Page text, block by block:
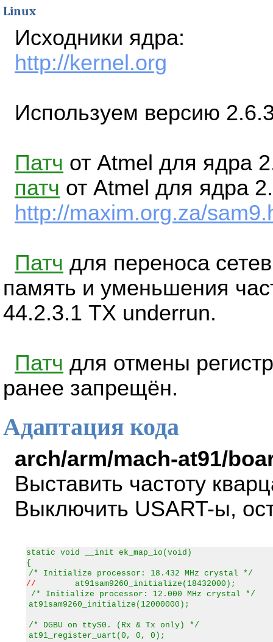
Linux
Исходники ядра:
http://kernel.org
Используем версию
Патч от Atmel для ядра
патч от Atmel для ядра
http://maxim.org.za/
Патч для переноса
память и уменьшения
44.2.3.1 TX underrun.
Патч для отмены
ранее запрещён.
Адаптация кода
аrch/arm/mach-at91/
Выставить частоту
Выключить USART-ы,
static void __init ek_map_io(void)
{
/* Initialize processor: 18.432 MHz crystal */
// at91sam9260_initialize(18432000);
/* Initialize processor: 12.000 MHz crystal */
at91sam9260_initialize(12000000);
/* DGBU on ttyS0. (Rx & Tx only) */
at91_register_uart(0, 0, 0);